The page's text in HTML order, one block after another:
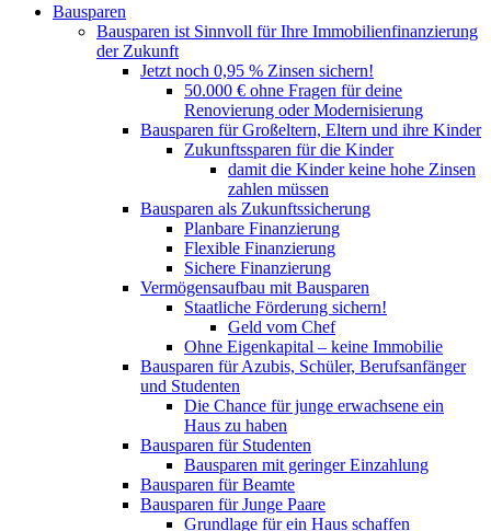
Bausparen
Bausparen ist Sinnvoll für Ihre Immobilienfinanzierung
der Zukunft
Jetzt noch 0,95 % Zinsen sichern!
50.000 € ohne Fragen für deine
Renovierung oder Modernisierung​
Bausparen für Großeltern, Eltern und ihre Kinder
Zukunftssparen für die Kinder
damit die Kinder keine hohe Zinsen
zahlen müssen
Bausparen als Zukunftssicherung​​
Planbare Finanzierung
Flexible Finanzierung
Sichere Finanzierung
Vermögensaufbau mit Bausparen
Staatliche Förderung sichern!
Geld vom Chef
Ohne Eigenkapital – keine Immobilie
Bausparen für Azubis, Schüler, Berufsanfänger
und Studenten
Die Chance für junge erwachsene ein
Haus zu haben
Bausparen für Studenten
Bausparen mit geringer Einzahlung
Bausparen für Beamte
Bausparen für Junge Paare
Grundlage für ein Haus schaffen